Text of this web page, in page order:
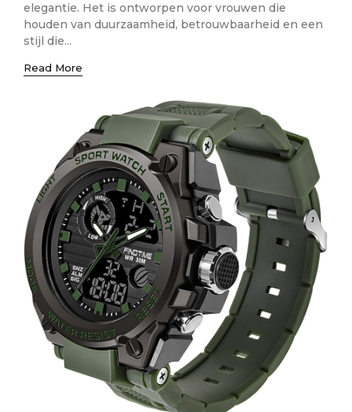
elegantie. Het is ontworpen voor vrouwen die
houden van duurzaamheid, betrouwbaarheid en een
stijl die...
Read More